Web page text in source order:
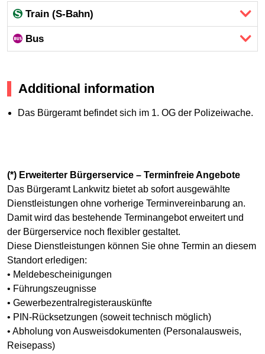
Train (S-Bahn)
Bus
Additional information
Das Bürgeramt befindet sich im 1. OG der Polizeiwache.
(*) Erweiterter Bürgerservice – Terminfreie Angebote
Das Bürgeramt Lankwitz bietet ab sofort ausgewählte
Dienstleistungen ohne vorherige Terminvereinbarung an.
Damit wird das bestehende Terminangebot erweitert und
der Bürgerservice noch flexibler gestaltet.
Diese Dienstleistungen können Sie ohne Termin an diesem
Standort erledigen:
• Meldebescheinigungen
• Führungszeugnisse
• Gewerbezentralregisterauskünfte
• PIN-Rücksetzungen (soweit technisch möglich)
• Abholung von Ausweisdokumenten (Personalausweis,
Reisepass)